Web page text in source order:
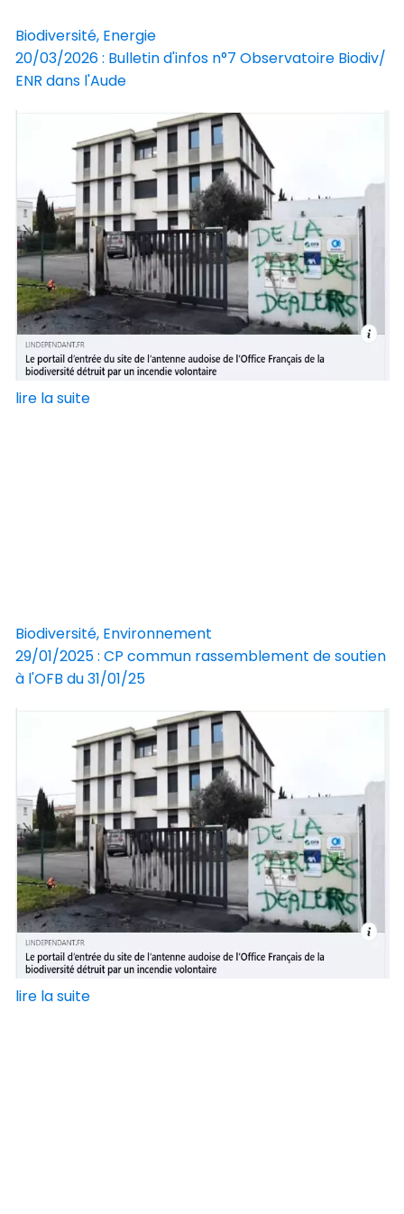
Biodiversité, Energie
20/03/2026 : Bulletin d'infos n°7 Observatoire Biodiv/
ENR dans l'Aude
lire la suite
Biodiversité, Environnement
29/01/2025 : CP commun rassemblement de soutien
à l'OFB du 31/01/25
lire la suite